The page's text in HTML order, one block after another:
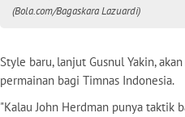
(Bola.com/Bagaskara Lazuardi)
Style baru, lanjut Gusnul Yakin,
permainan bagi Timnas Indonesia.
"Kalau John Herdman punya taktik